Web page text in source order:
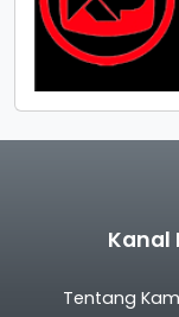
Kanal
Tentang